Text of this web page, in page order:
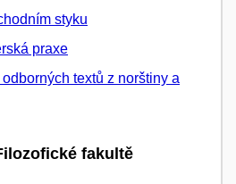
styku
praxe
textů z norštiny a
fakultě